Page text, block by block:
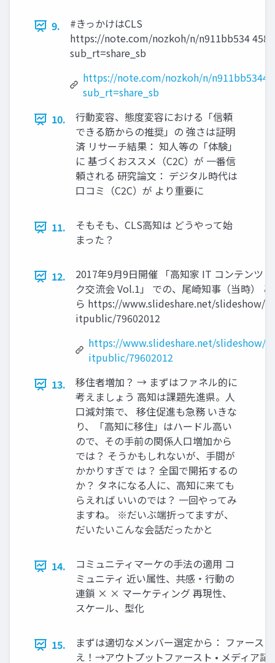
9.
#きっかけはCLS
https://note.com/nozkoh/n/n911bb534
sub_rt=share_sb
https://note.com/nozkoh/n/
sub_rt=share_sb
10.
行動変容、態度変容における「信頼
できる筋からの推奨」の 強さは証明
済 リサーチ結果： 知人等の「体験」
に 基づくおススメ（C2C）が 一番信
頼される 研究論文： デジタル時代は
口コミ（C2C）が より重要に
11.
そもそも、CLS高知は どうやって始
まった？
12.
2017年9月9日開催 「高知家 IT コンテンツ
ク交流会 Vol.1」 での、尾崎知事（当時）
ら https://www.slideshare.net/slideshow/
itpublic/79602012
https://www.slideshare.net/slideshow/
itpublic/79602012
13.
移住者増加？ → まずはファネル的に
考えましょう 高知は課題先進県。人
口減対策で、 移住促進も急務 いきな
り、「高知に移住」はハードル高い
ので、その手前の関係人口増加から
では？ そうかもしれないが、手間が
かかりすぎで は？ 全国で開拓するの
か？ タネになる人に、高知に来ても
らえれば いいのでは？ 一回やってみ
ますね。 ※だいぶ端折ってますが、
だいたいこんな会話だったかと
14.
コミュニティマーケの手法の適用 コ
ミュニティ 近い属性、共感・行動の
連鎖 × × マーケティング 再現性、
スケール、型化
15.
まずは適切なメンバー選定から： ファース
え！→アウトプットファースト • メディア記